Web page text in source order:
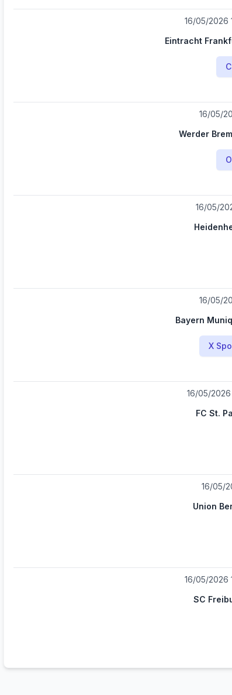
16/05/2026
Eintracht
16/05/
Werder
16/05/
16/05/
Bayern
X
16/05/2026
FC St.
16/05/
Union
16/05/2026
SC